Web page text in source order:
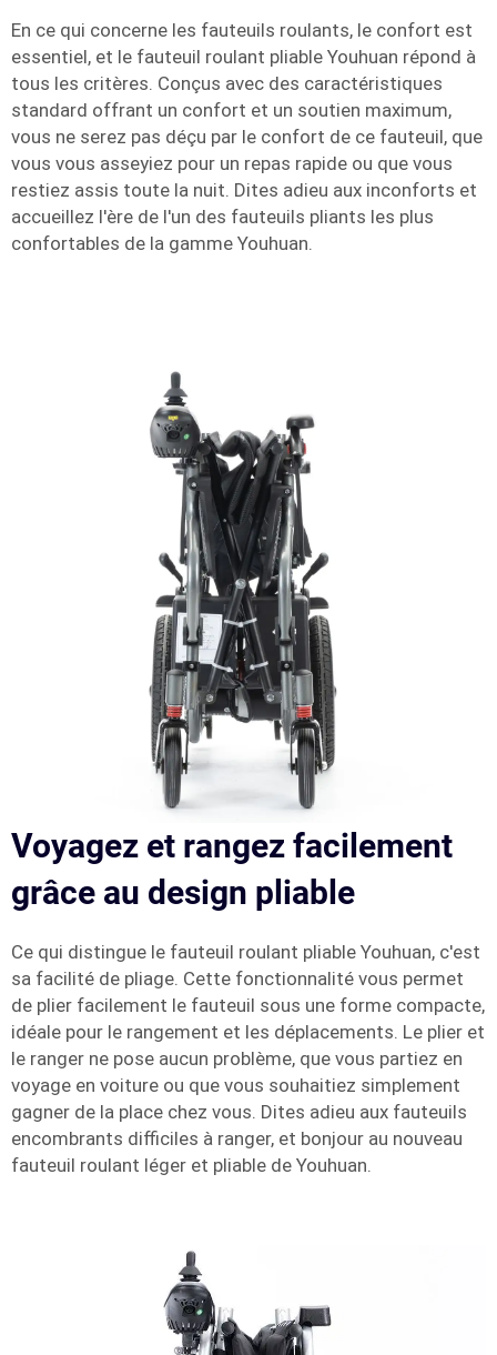
En ce qui concerne les fauteuils roulants, le confort est
essentiel, et le fauteuil roulant pliable Youhuan répond à
tous les critères. Conçus avec des caractéristiques
standard offrant un confort et un soutien maximum,
vous ne serez pas déçu par le confort de ce fauteuil, que
vous vous asseyiez pour un repas rapide ou que vous
restiez assis toute la nuit. Dites adieu aux inconforts et
accueillez l'ère de l'un des fauteuils pliants les plus
confortables de la gamme Youhuan.
Voyagez et rangez facilement
grâce au design pliable
Ce qui distingue le fauteuil roulant pliable Youhuan, c'est
sa facilité de pliage. Cette fonctionnalité vous permet
de plier facilement le fauteuil sous une forme compacte,
idéale pour le rangement et les déplacements. Le plier et
le ranger ne pose aucun problème, que vous partiez en
voyage en voiture ou que vous souhaitiez simplement
gagner de la place chez vous. Dites adieu aux fauteuils
encombrants difficiles à ranger, et bonjour au nouveau
fauteuil roulant léger et pliable de Youhuan.